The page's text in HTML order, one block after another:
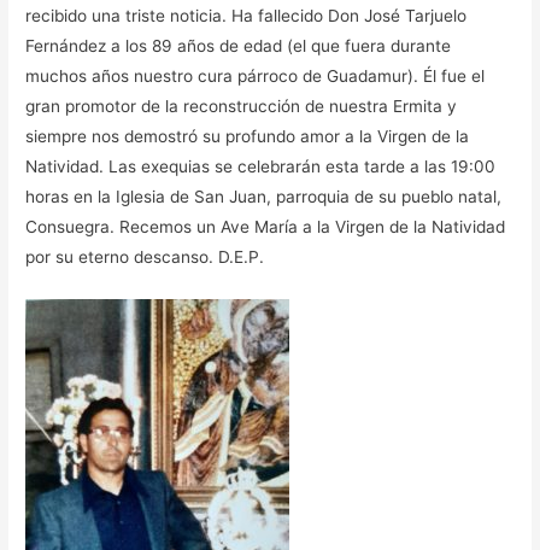
recibido una triste noticia. Ha fallecido Don José Tarjuelo
Fernández a los 89 años de edad (el que fuera durante
muchos años nuestro cura párroco de Guadamur). Él fue el
gran promotor de la reconstrucción de nuestra Ermita y
siempre nos demostró su profundo amor a la Virgen de la
Natividad. Las exequias se celebrarán esta tarde a las 19:00
horas en la Iglesia de San Juan, parroquia de su pueblo natal,
Consuegra. Recemos un Ave María a la Virgen de la Natividad
por su eterno descanso. D.E.P.